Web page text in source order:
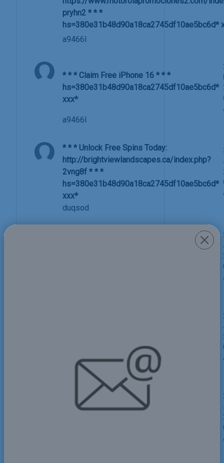
pryhn2 * * *
hs=380e31b48d90a18ca2745df10ae5bc6d*
a9466l
* * * Claim Free iPhone 16 * * *
hs=380e31b48d90a18ca2745df10ae5bc6d*
ххх*
a9466l
* * * Unlock Free Spins Today:
http://brightviewlandscapes.ca/index.php?
2vng8f * * *
hs=380e31b48d90a18ca2745df10ae5bc6d*
ххх*
duqsod
k5gxe2
* * * Snag Your Free Gift * * *